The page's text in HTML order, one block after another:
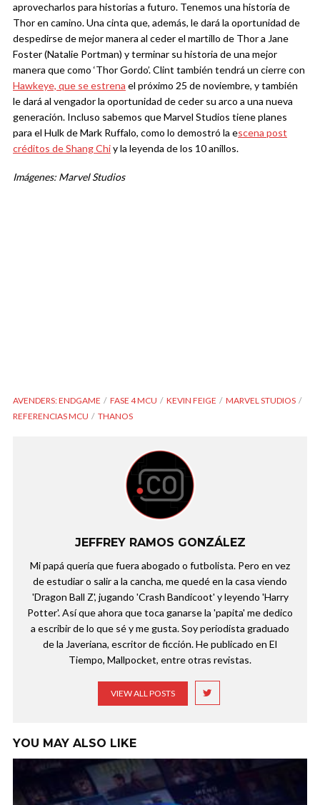
aprovecharlos para historias a futuro. Tenemos una historia de
Thor en camino. Una cinta que, además, le dará la oportunidad de
despedirse de mejor manera al ceder el martillo de Thor a Jane
Foster (Natalie Portman) y terminar su historia de una mejor
manera que como ‘Thor Gordo’. Clint también tendrá un cierre con
Hawkeye, que se estrena el próximo 25 de noviembre, y también
le dará al vengador la oportunidad de ceder su arco a una nueva
generación. Incluso sabemos que Marvel Studios tiene planes
para el Hulk de Mark Ruffalo, como lo demostró la escena post
créditos de Shang Chiy la leyenda de los 10 anillos.
Imágenes: Marvel Studios
AVENDERS: ENDGAME FASE 4 MCU KEVIN FEIGE
MARVEL STUDIOS
REFERENCIAS MCU
THANOS
JEFFREY RAMOS GONZÁLEZ
Mi papá quería que fuera abogado o futbolista. Pero en vez
de estudiar o salir a la cancha, me quedé en la casa viendo
'Dragon Ball Z', jugando 'Crash Bandicoot' y leyendo 'Harry
Potter'. Así que ahora que toca ganarse la 'papita' me dedico
a escribir de lo que sé y me gusta. Soy periodista graduado
de la Javeriana, escritor de ficción. He publicado en El
Tiempo, Mallpocket, entre otras revistas.
VIEW ALL POSTS
YOU MAY ALSO LIKE